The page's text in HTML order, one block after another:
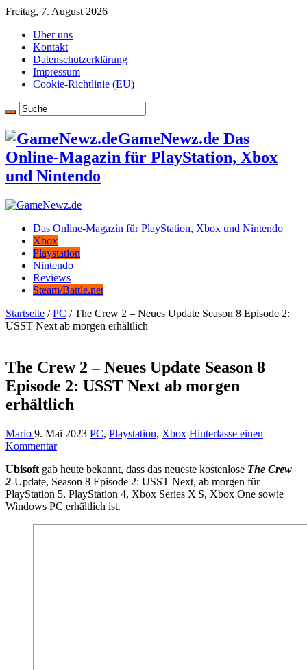
Freitag, 7. August 2026
Über uns
Kontakt
Datenschutzerklärung
Impressum
Cookie-Richtlinie (EU)
GameNewz.de Das
Online-Magazin für PlayStation, Xbox
und Nintendo
Das Online-Magazin für PlayStation, Xbox und Nintendo
Xbox
Playstation
Nintendo
Reviews
Steam/Battle.net
Startseite / PC / The Crew 2 – Neues Update Season 8 Episode 2:
USST Next ab morgen erhältlich
The Crew 2 – Neues Update Season 8
Episode 2: USST Next ab morgen
erhältlich
Mario 9. Mai 2023 PC, Playstation, Xbox Hinterlasse einen
Kommentar
Ubisoft gab heute bekannt, dass das neueste kostenlose The Crew
2-Update, Season 8 Episode 2: USST Next, ab morgen für
PlayStation 5, PlayStation 4, Xbox Series X|S, Xbox One sowie
Windows PC erhältlich ist.